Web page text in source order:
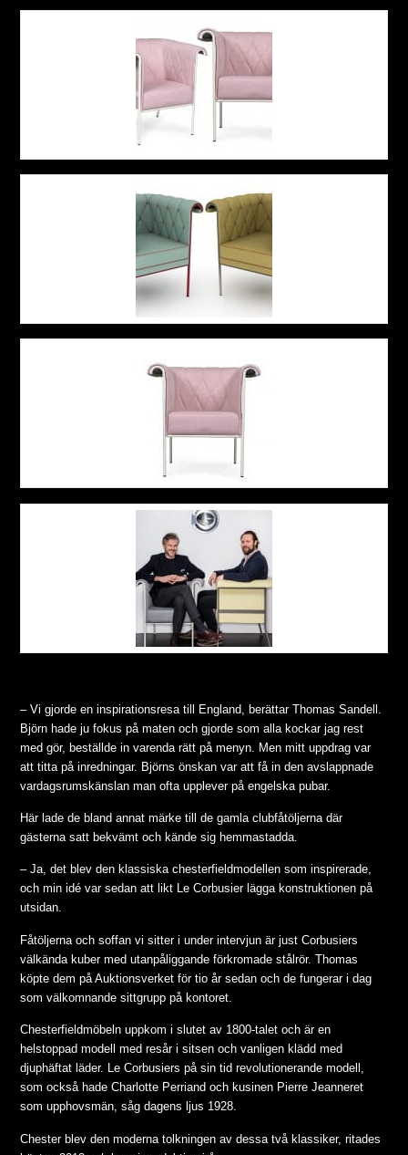
– Vi gjorde en inspirationsresa till England, berättar Thomas Sandell.
Björn hade ju fokus på maten och gjorde som alla kockar jag rest
med gör, beställde in varenda rätt på menyn. Men mitt uppdrag var
att titta på inredningar. Björns önskan var att få in den avslappnade
vardagsrumskänslan man ofta upplever på engelska pubar.
Här lade de bland annat märke till de gamla clubfåtöljerna där
gästerna satt bekvämt och kände sig hemmastadda.
– Ja, det blev den klassiska chesterfieldmodellen som inspirerade,
och min idé var sedan att likt Le Corbusier lägga konstruktionen på
utsidan.
Fåtöljerna och soffan vi sitter i under intervjun är just Corbusiers
välkända kuber med utanpåliggande förkromade stålrör. Thomas
köpte dem på Auktionsverket för tio år sedan och de fungerar i dag
som välkomnande sittgrupp på kontoret.
Chesterfieldmöbeln uppkom i slutet av 1800-talet och är en
helstoppad modell med resår i sitsen och vanligen klädd med
djuphäftat läder. Le Corbusiers på sin tid revolutionerande modell,
som också hade Charlotte Perriand och kusinen Pierre Jeanneret
som upphovsmän, såg dagens ljus 1928.
Chester blev den moderna tolkningen av dessa två klassiker, ritades